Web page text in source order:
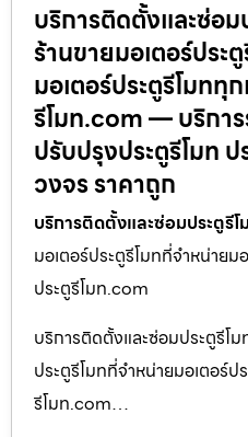
บริการติดตั้งและซ่อ
ร้านขายมอเตอร์ประ
มอเตอร์ประตูรีโมททุ
รีโมท.com — บริกา
ปรับปรุงประตูรีโมท
วงจร ราคาถูก
บริการติดตั้งและซ่อมประตูรี
มอเตอร์ประตูรีโมทที่จำหน่าย
ประตูรีโมท.com
บริการติดตั้งและซ่อมประตูรีโ
ประตูรีโมทที่จำหน่ายมอเตอร์
รีโมท.com…